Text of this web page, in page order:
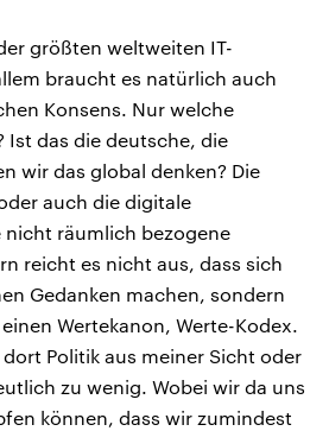
größten weltweiten IT-
braucht es natürlich auch
Konsens. Nur welche
Ist das die deutsche, die
wir das global denken? Die
auch die digitale
nicht räumlich bezogene
reicht es nicht aus, dass sich
Gedanken machen, sondern
Wertekanon, Werte-Kodex.
Politik aus meiner Sicht oder
zu wenig. Wobei wir da uns
können, dass wir zumindest